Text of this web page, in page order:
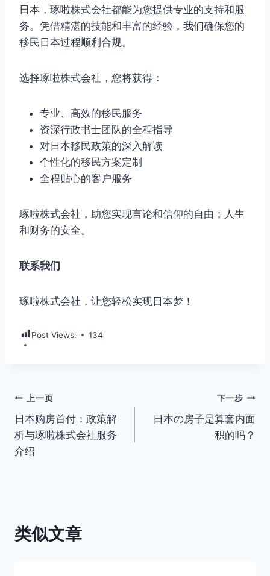
日本，琢啦株式会社都能为您提供专业的支持和服
务。凭借精湛的技能和丰富的经验，我们确保您的
移民日本过程顺利合规。
选择琢啦株式会社，您将获得：
专业、高效的移民服务
资深行政书士团队的全程指导
对日本移民政策的深入解读
个性化的移民方案定制
全程贴心的客户服务
琢啦株式会社，助您实现言论和信仰的自由；人生
和财务的安全。
联系我们
琢啦株式会社，让您轻松实现日本梦！
Post Views: 134
文
章
导
上一页
日本购房首付：政策解
析与琢啦株式会社服务
介绍
下一步
日本の房子是算套内面
积的吗？
类似文章